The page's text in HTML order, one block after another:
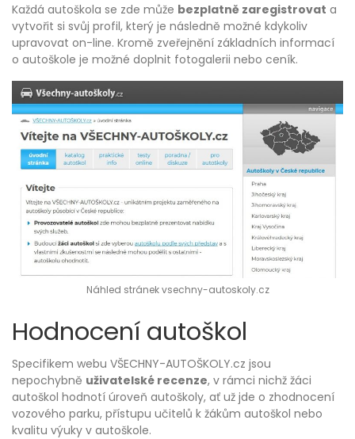
Každá autoškola se zde může bezplatně zaregistrovat a
vytvořit si svůj profil, který je následně možné kdykoliv
upravovat on-line. Kromě zveřejnění základních informací
o autoškole je možné doplnit fotogalerii nebo ceník.
Náhled stránek vsechny-autoskoly.cz
Hodnocení autoškol
Specifikem webu VŠECHNY-AUTOŠKOLY.cz jsou
nepochybně uživatelské recenze, v rámci nichž žáci
autoškol hodnotí úroveň autoškoly, ať už jde o zhodnocení
vozového parku, přístupu učitelů k žákům autoškol nebo
kvalitu výuky v autoškole.